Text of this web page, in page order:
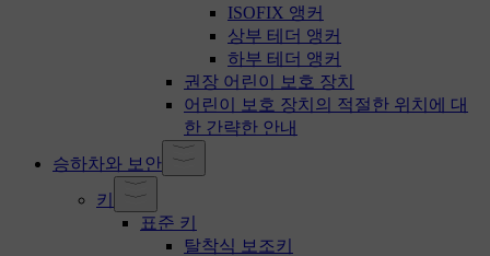
ISOFIX 앵커
상부 테더 앵커
하부 테더 앵커
권장 어린이 보호 장치
어린이 보호 장치의 적절한 위치에 대
한 간략한 안내
승하차와 보안
키
표준 키
탈착식 보조키